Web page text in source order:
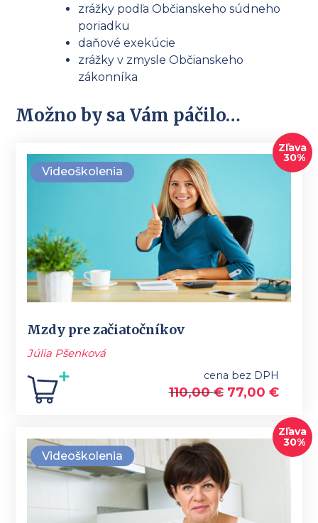
zrážky podľa Občianskeho súdneho
poriadku
daňové exekúcie
zrážky v zmysle Občianskeho
zákonníka
Možno by sa Vám páčilo…
Videoškolenia
Zľava
30%
Mzdy pre začiatočníkov
Júlia Pšenková
cena bez DPH
110,00€ 77,00 €
Videoškolenia
Zľava
30%